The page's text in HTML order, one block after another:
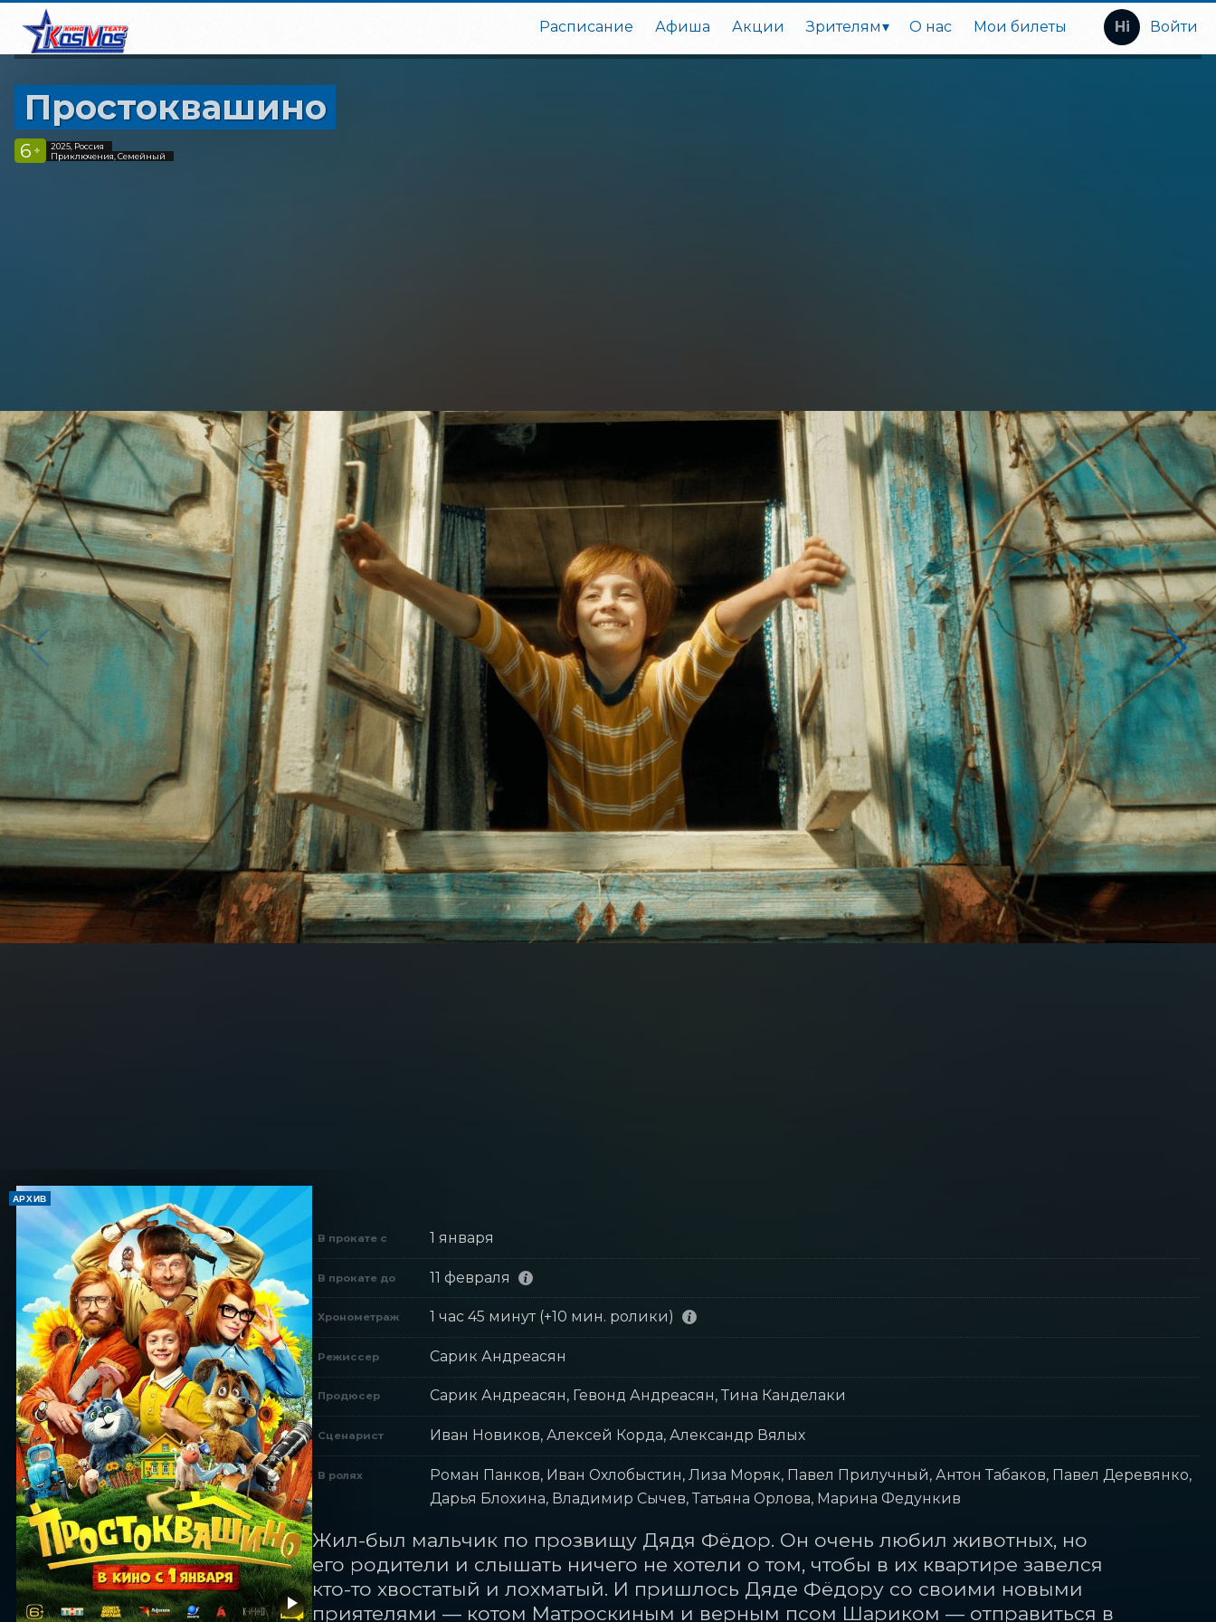
Расписание Афиша Акции Зрителям О нас Мои билеты Войти
Простоквашино
6 +
2025, Россия
Приключения, Семейный
АРХИВ
В прокате с 1 января
В прокате до 11 февраля
Хронометраж 1 час 45 минут (+10 мин. ролики)
Режиссер Сарик Андреасян
Продюсер Сарик Андреасян, Гевонд Андреасян, Тина Канделаки
Сценарист Иван Новиков, Алексей Корда, Александр Вялых
В ролях
Роман Панков, Иван Охлобыстин, Лиза Моряк, Павел Прилучный, Антон Табаков, Павел Деревянко,
Дарья Блохина, Владимир Сычев, Татьяна Орлова, Марина Федункив
Жил-был мальчик по прозвищу Дядя Фёдор. Он очень любил животных, но
его родители и слышать ничего не хотели о том, чтобы в их квартире завелся
кто-то хвостатый и лохматый. И пришлось Дяде Фёдору со своими новыми
приятелями — котом Матроскиным и верным псом Шариком — отправиться в